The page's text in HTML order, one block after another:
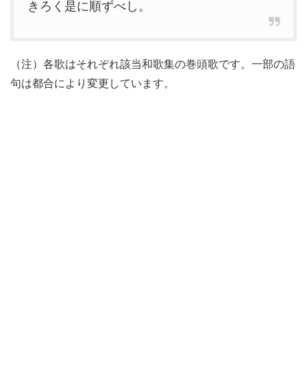
きろく是に順ずべし。
（注）各歌はそれぞれ該当和歌集の巻頭歌です。一部の語
句は都合により変更しています。